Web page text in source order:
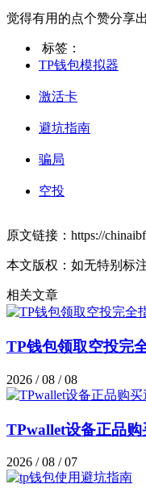
觉得有用的点个赞分享出
标签：
TP钱包模拟器
激活卡
避坑指南
骗局
空投
原文链接：https://
本文版权：如无特别标
相关文章
TP钱包领取空投完
2026 / 08 / 08
TPwallet设备正品
2026 / 08 / 07